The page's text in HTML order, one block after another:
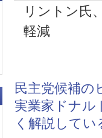
リントン氏
軽減
民主党候補の
実業家ドナル
く解説して